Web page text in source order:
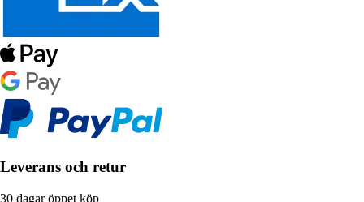
Leverans och retur
30 dagar öppet köp